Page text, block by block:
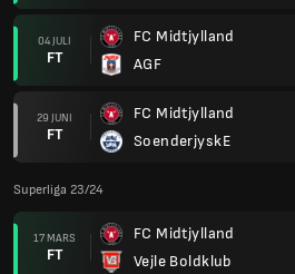
04 JULI
FT
FC Midtjylland
AGF
29 JUNI
FT
FC Midtjylland
SoenderjyskE
Superliga 23/24
17 MARS
FT
FC Midtjylland
Vejle Boldklub